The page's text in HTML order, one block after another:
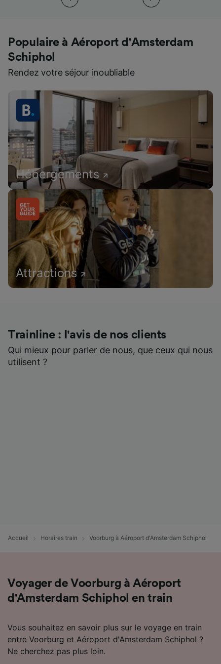
Populaire à Aéroport d'Amsterdam
Schiphol
Rendez votre séjour inoubliable
Hébergements
Attractions
Trainline : l'avis de nos clients
Qui mieux pour parler de nous, que ceux qui nous
utilisent ?
Accueil Horaires train Voorburg à Aéroport d'Amsterdam Schiphol
Voyager de Voorburg à Aéroport
d'Amsterdam Schiphol en train
Vous souhaitez en savoir plus sur le voyage en train
entre Voorburg et Aéroport d'Amsterdam Schiphol ?
Ne cherchez pas plus loin.